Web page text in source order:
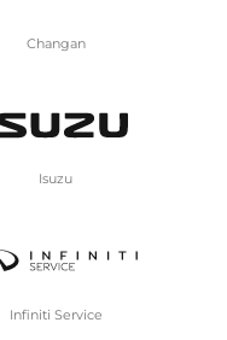
Changan
Isuzu
Infiniti Service